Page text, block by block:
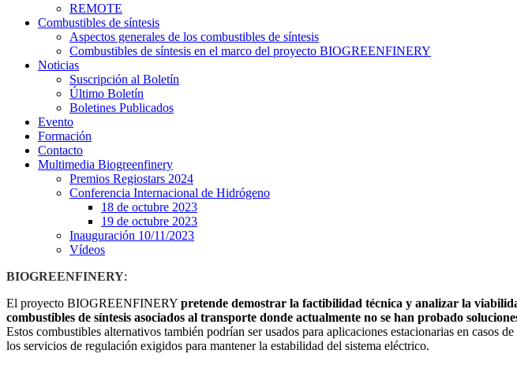
REMOTE
Combustibles de síntesis
Aspectos generales de los combustibles de síntesis
Combustibles de síntesis en el marco del proyecto BIOGREENFINERY
Noticias
Suscripción al Boletín
Último Boletín
Boletines Publicados
Evento
Formación
Contacto
Multimedia Biogreenfinery
Premios Regiostars 2024
Conferencia Internacional de Hidrógeno
18 de octubre 2023
19 de octubre 2023
Inauguración 10/11/2023
Vídeos
BIOGREENFINERY:
El proyecto BIOGREENFINERY pretende demostrar la factibilidad técnica y analizar la
combustibles de síntesis asociados al transporte donde actualmente no se han probado
Estos combustibles alternativos también podrían ser usados para aplicaciones estacionarias en casos
los servicios de regulación exigidos para mantener la estabilidad del sistema eléctrico.